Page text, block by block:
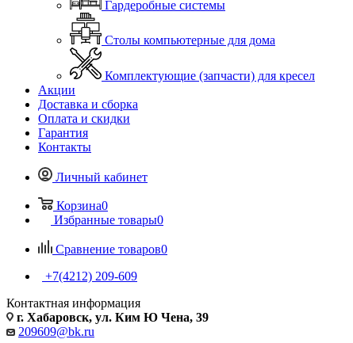
Гардеробные системы
Столы компьютерные для дома
Комплектующие (запчасти) для кресел
Акции
Доставка и сборка
Оплата и скидки
Гарантия
Контакты
Личный кабинет
Корзина0
Избранные товары0
Сравнение товаров0
+7(4212) 209-609
Контактная информация
г. Хабаровск, ул. Ким Ю Чена, 39
209609@bk.ru